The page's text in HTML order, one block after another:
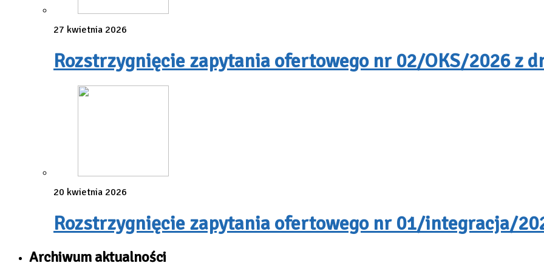
27 kwietnia 2026
Rozstrzygnięcie zapytania ofertowego nr 02/OKS/2026 z
20 kwietnia 2026
Rozstrzygnięcie zapytania ofertowego nr 01/integracja/
Archiwum aktualności